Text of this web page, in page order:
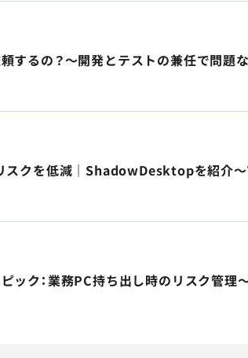
するの？～開発とテストの兼任で問題
スクを低減｜ShadowDesktopを紹介～
ック：業務PC持ち出し時のリスク管理